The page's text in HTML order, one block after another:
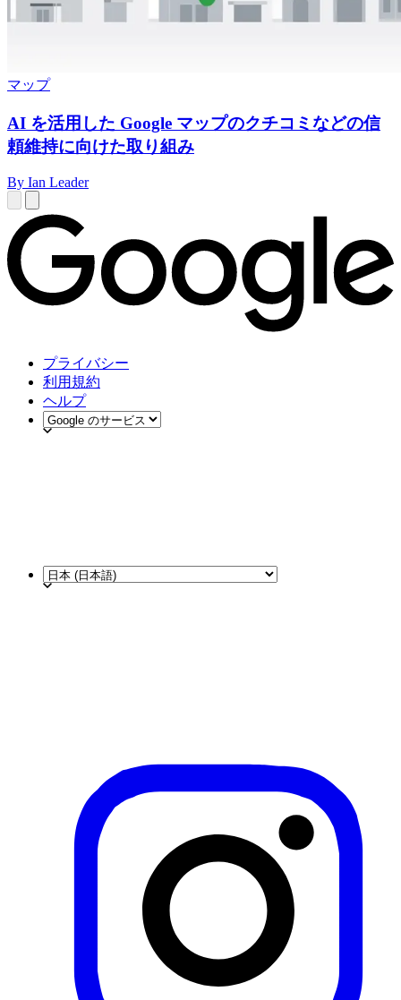
マップ
AI を活用した Google マップのクチコミなどの信
頼維持に向けた取り組み
By Ian Leader
プライバシー
利用規約
ヘルプ